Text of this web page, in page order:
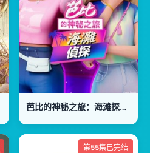
芭比的神秘之旅：海滩探案集国语版
第55集已完结